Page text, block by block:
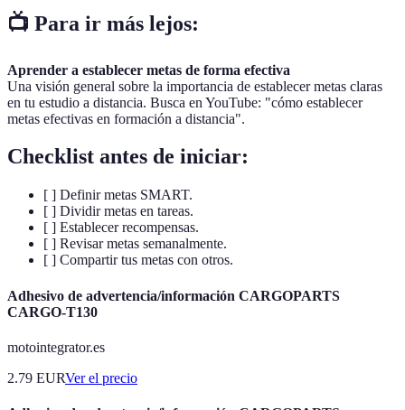
📺 Para ir más lejos:
Aprender a establecer metas de forma efectiva
Una visión general sobre la importancia de establecer metas claras
en tu estudio a distancia. Busca en YouTube: "cómo establecer
metas efectivas en formación a distancia".
Checklist antes de iniciar:
[ ] Definir metas SMART.
[ ] Dividir metas en tareas.
[ ] Establecer recompensas.
[ ] Revisar metas semanalmente.
[ ] Compartir tus metas con otros.
Adhesivo de advertencia/información CARGOPARTS
CARGO-T130
motointegrator.es
2.79 EURVer el precio